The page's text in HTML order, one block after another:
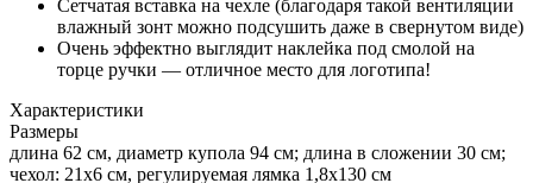
Сетчатая вставка на чехле (благодаря такой вентиляции
влажный зонт можно подсушить даже в свернутом виде)
Очень эффектно выглядит наклейка под смолой на
торце ручки — отличное место для логотипа!
Характеристики
Размеры
длина 62 см, диаметр купола 94 см; длина в сложении 30 см;
чехол: 21х6 см, регулируемая лямка 1,8х130 см